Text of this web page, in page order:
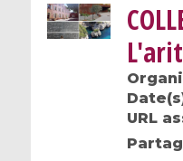
CEMRACS 2026 :
for Environmental
URL